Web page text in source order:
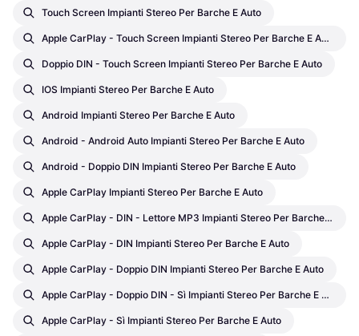
Touch Screen Impianti Stereo Per Barche E Auto
Apple CarPlay - Touch Screen Impianti Stereo Per Barche E Auto
Doppio DIN - Touch Screen Impianti Stereo Per Barche E Auto
IOS Impianti Stereo Per Barche E Auto
Android Impianti Stereo Per Barche E Auto
Android - Android Auto Impianti Stereo Per Barche E Auto
Android - Doppio DIN Impianti Stereo Per Barche E Auto
Apple CarPlay Impianti Stereo Per Barche E Auto
Apple CarPlay - DIN - Lettore MP3 Impianti Stereo Per Barche E Auto
Apple CarPlay - DIN Impianti Stereo Per Barche E Auto
Apple CarPlay - Doppio DIN Impianti Stereo Per Barche E Auto
Apple CarPlay - Doppio DIN - Sì Impianti Stereo Per Barche E Auto
Apple CarPlay - Sì Impianti Stereo Per Barche E Auto